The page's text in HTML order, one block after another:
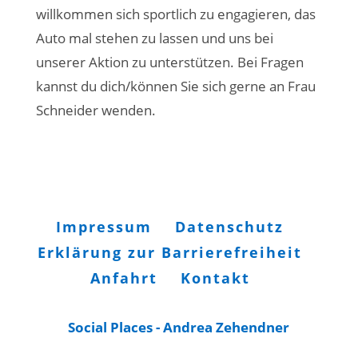
willkommen sich sportlich zu engagieren, das
Auto mal stehen zu lassen und uns bei
unserer Aktion zu unterstützen. Bei Fragen
kannst du dich/können Sie sich gerne an Frau
Schneider wenden.
Impressum
Datenschutz
Erklärung zur Barrierefreiheit
Anfahrt
Kontakt
Social Places - Andrea Zehendner